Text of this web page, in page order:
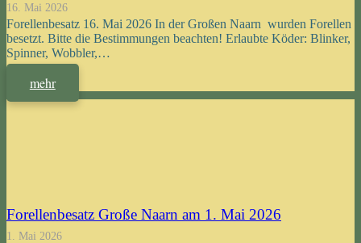
16. Mai 2026
Forellenbesatz 16. Mai 2026 In der Großen Naarn wurden Forellen
besetzt. Bitte die Bestimmungen beachten! Erlaubte Köder: Blinker,
Spinner, Wobbler,…
mehr
Forellenbesatz Große Naarn am 1. Mai 2026
1. Mai 2026